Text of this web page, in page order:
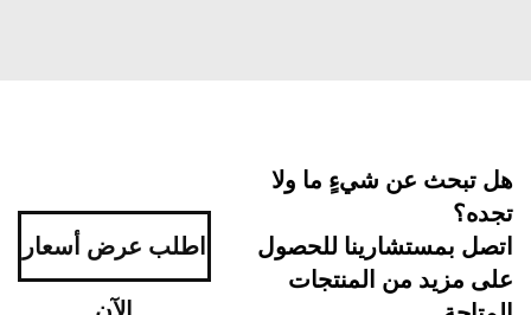
عن شيءٍ ما ولا
بمستشارينا للحصول
مزيد من المنتجات
اطلب عرض أسعار